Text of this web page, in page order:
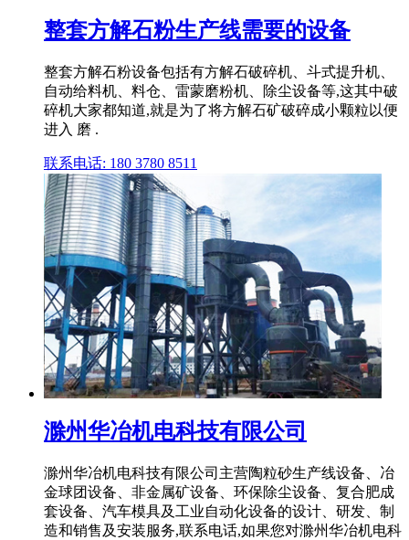
整套方解石粉生产线需要的设备
整套方解石粉设备包括有方解石破碎机、斗式提升机、
自动给料机、料仓、雷蒙磨粉机、除尘设备等,这其中破
碎机大家都知道,就是为了将方解石矿破碎成小颗粒以便
进入 磨 .
联系电话: 180 3780 8511
滁州华冶机电科技有限公司
滁州华冶机电科技有限公司主营陶粒砂生产线设备、冶
金球团设备、非金属矿设备、环保除尘设备、复合肥成
套设备、汽车模具及工业自动化设备的设计、研发、制
造和销售及安装服务,联系电话,如果您对滁州华冶机电科